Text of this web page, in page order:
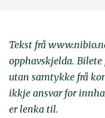
Tekst frå
opphavskjelda.
utan samtykke frå
ikkje ansvar for
er lenka til.